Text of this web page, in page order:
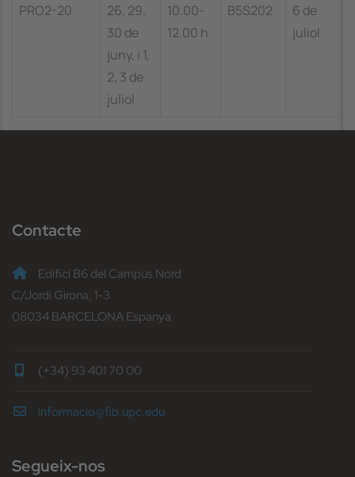
PRO2-20
26, 29,
30 de
juny, i 1,
2, 3 de
juliol
10.00-
12.00 h
B5S202
6 de
juliol
Contacte
Edifici B6 del Campus Nord
C/Jordi Girona, 1-3
08034 BARCELONA Espanya
(+34) 93 401 70 00
informacio@fib.upc.edu
Segueix-nos